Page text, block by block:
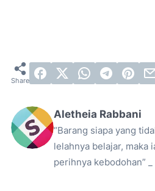
Aletheia Rabbani
“Barang siapa yang
lelahnya belajar, maka
perihnya kebodohan” _